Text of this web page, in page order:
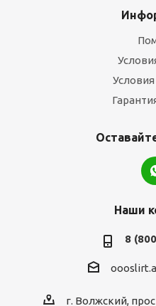
Наши
8
г. Волжский,